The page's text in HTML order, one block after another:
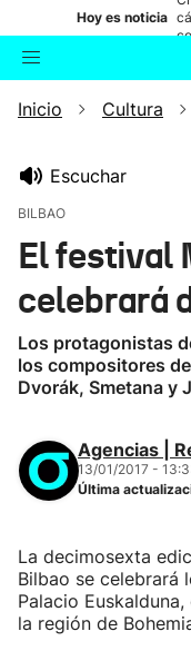
Hoy es noticia
Buscador
Inicio Cultura
Escuchar
BILBAO
El festival
celebrará
Los protagonistas
los compositores
Dvorák, Smetana y
Agencias |
13/01/2017 -
Última
La decimosexta
Bilbao se celebrará
Palacio
la región de